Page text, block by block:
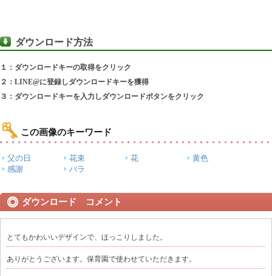
ダウンロード方法
１：ダウンロードキーの取得をクリック
２：LINE@に登録しダウンロードキーを獲得
３：ダウンロードキーを入力しダウンロードボタンをクリック
この画像のキーワード
父の日 花束 花
黄色
感謝
バラ
ダウンロード コメント
とてもかわいいデザインで、ほっこりしました。
ありがとうございます。保育園で使わせていただきます。